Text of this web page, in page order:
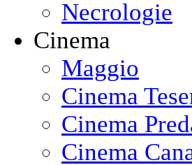
Necrologie
Cinema
Maggio
Cinema
Cinema
Cinema